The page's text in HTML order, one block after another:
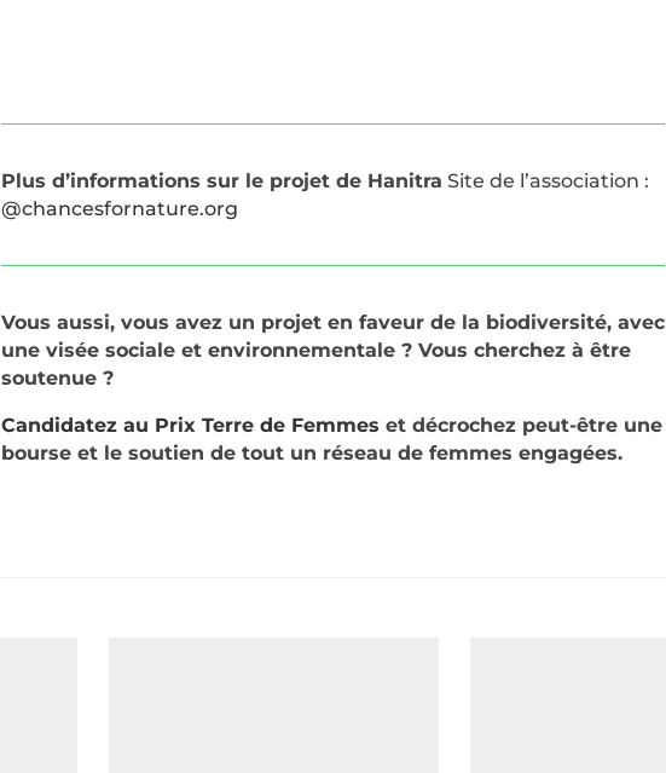
Plus d’informations sur le projet de Hanitra Site de l’association :
@chancesfornature.org
Vous aussi, vous avez un projet en faveur de la biodiversité, avec
une visée sociale et environnementale ? Vous cherchez à être
soutenue ?
Candidatez au Prix Terre de Femmes et décrochez peut-être une
bourse et le soutien de tout un réseau de femmes engagées.